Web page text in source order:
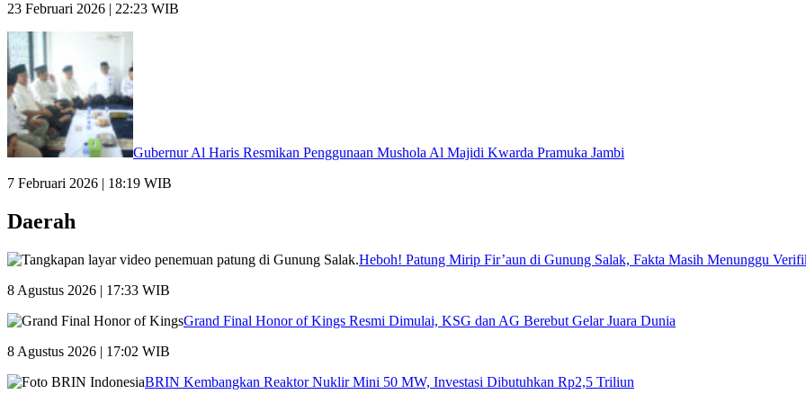
23 Februari 2026 | 22:23 WIB
Gubernur Al Haris Resmikan Penggunaan Mushola Al Majidi Kwarda Pramuka Jambi
7 Februari 2026 | 18:19 WIB
Daerah
Heboh! Patung Mirip Fir’aun di Gunung Salak, Fakta Masih Menunggu
8 Agustus 2026 | 17:33 WIB
Grand Final Honor of Kings Resmi Dimulai, KSG dan AG Berebut Gelar Juara Dunia
8 Agustus 2026 | 17:02 WIB
BRIN Kembangkan Reaktor Nuklir Mini 50 MW, Investasi Dibutuhkan Rp2,5 Triliun